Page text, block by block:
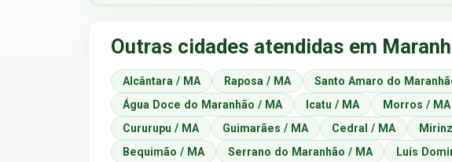
Outras cidades atendidas em
Alcântara / MA Raposa / MA Santo Amaro do
Água Doce do Maranhão / MA
Icatu / MA Morros / MA
Cururupu / MA
Guimarães / MA Cedral / MA
Bequimão / MA
Serrano do Maranhão / MA Luís